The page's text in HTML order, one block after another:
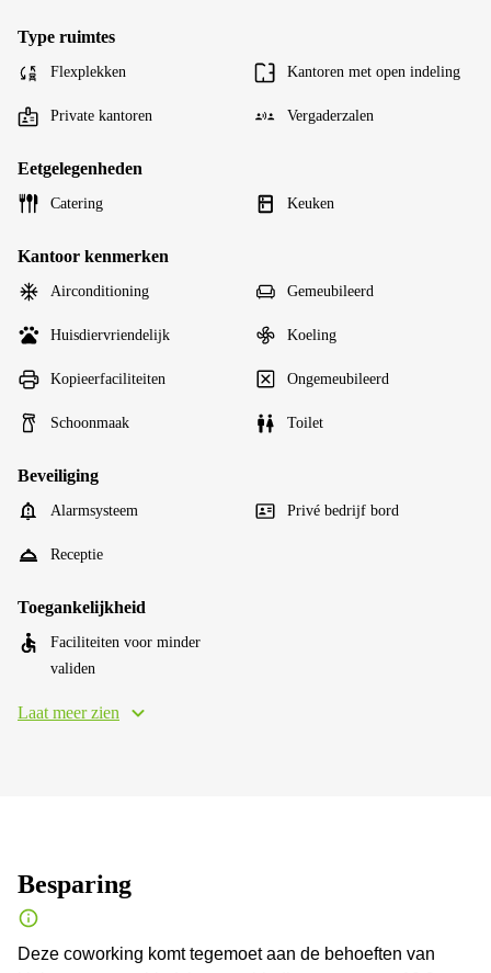
Type ruimtes
Flexplekken Kantoren met open indeling
Private kantoren Vergaderzalen
Eetgelegenheden
Catering Keuken
Kantoor kenmerken
Airconditioning Gemeubileerd
Huisdiervriendelijk Koeling
Kopieerfaciliteiten Ongemeubileerd
Schoonmaak Toilet
Beveiliging
Alarmsysteem Privé bedrijf bord
Receptie
Toegankelijkheid
Faciliteiten voor minder
validen
Laat meer zien
Besparing
Deze coworking komt tegemoet aan de behoeften van